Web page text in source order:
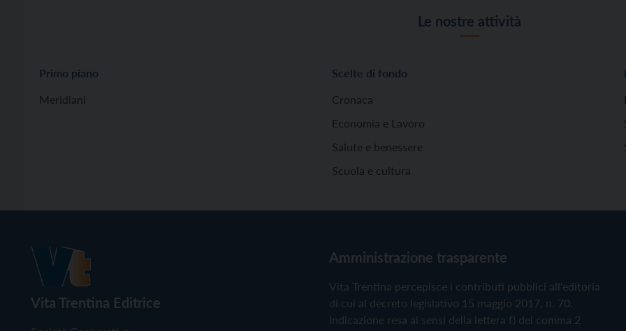
Le nostre attività
Primo piano
Meridiani
Scelte di fondo
Cronaca
Economia e Lavoro
Salute e benessere
Scuola e cultura
Vita Trentina Editrice
Amministrazione trasparente
Vita Trentina percepisce i contributi pubblici all'editoria
di cui al decreto legislativo 15 maggio 2017, n. 70.
Indicazione resa ai sensi della lettera f) del comma 2